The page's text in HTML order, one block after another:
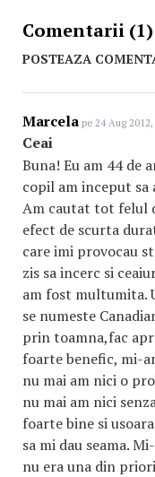
Comentarii (1)
POSTEAZA
Marcela pe 24 Aug 2012,
Ceai
Buna! Eu am 44 de
copil am inceput
Am cautat tot felul
efect de scurta
care imi provocau
zis sa incerc si
am fost multumita.
se numeste
prin toamna,fac
foarte benefic, mi-
nu mai am nici o
nu mai am nici
foarte bine si
sa mi dau seama.
nu era una din